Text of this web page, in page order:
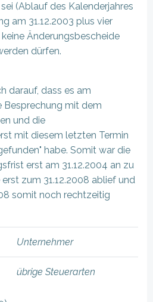
(Ablauf des Kalenderjahres
am 31.12.2003 plus vier
Änderungsbescheide
dürfen.
darauf, dass es am
Besprechung mit dem
und die
mit diesem letzten Termin
habe. Somit war die
erst am 31.12.2004 an zu
zum 31.12.2008 ablief und
somit noch rechtzeitig
Unternehmer
übrige Steuerarten